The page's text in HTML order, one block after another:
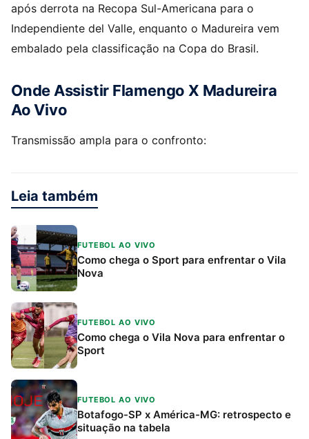
após derrota na Recopa Sul-Americana para o
Independiente del Valle, enquanto o Madureira vem
embalado pela classificação na Copa do Brasil.
Onde Assistir Flamengo X Madureira
Ao Vivo
Transmissão ampla para o confronto:
Leia também
FUTEBOL AO VIVO
Como chega o Sport para enfrentar o Vila
Nova
FUTEBOL AO VIVO
Como chega o Vila Nova para enfrentar o
Sport
FUTEBOL AO VIVO
Botafogo-SP x América-MG: retrospecto e
situação na tabela